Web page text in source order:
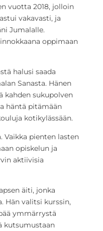
vuotta 2018, jolloin
vakavasti, ja
Jumalalle.
oppimaan
halusi saada
Sanasta. Hänen
kahden sukupolven
häntä pitämään
kotikylässään.
Vaikka pienten lasten
opiskelun ja
aktiivisia
äiti, jonka
Hän valitsi kurssin,
ymmärrystä
kutsumustaan